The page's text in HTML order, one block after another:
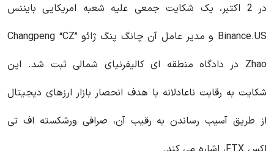
در 2 اکتبر، یک شکایت جمعی علیه شعبه امریکایی بایننس
Binance.US و مدیر عامل آن چانگ پنگ ژائو Changpeng “CZ”
Zhao در دادگاه منطقه ای کالیفرنیای شمالی ثبت شد. این
شکایت به رقابت ناعادلانه با هدف انحصار بازار ارزهای دیجیتال
از طریق آسیب رساندن به رقیب آن، صرافی ورشکسته اف تی